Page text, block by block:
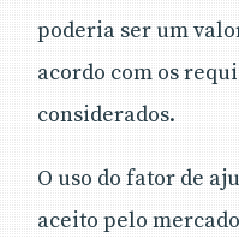
poderia ser um
acordo com os
considerados.
O uso do fator de
aceito pelo